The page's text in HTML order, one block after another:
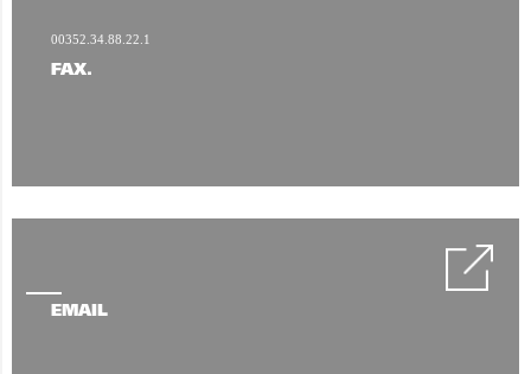
00352.34.88.22.1
FAX.
EMAIL